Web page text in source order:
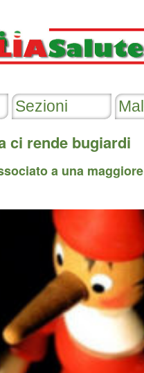
ci rende bugiardi
a una maggiore